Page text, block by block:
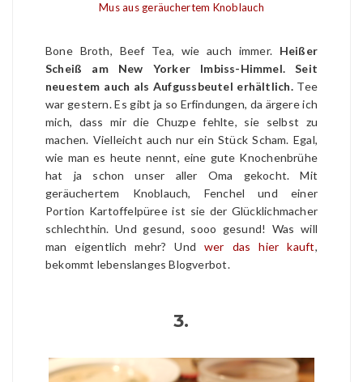
Mus aus geräuchertem Knoblauch
Bone Broth, Beef Tea, wie auch immer. Heißer
Scheiß am New Yorker Imbiss-Himmel. Seit
neuestem auch als Aufgussbeutel erhältlich.Tee
war gestern. Es gibt ja so Erfindungen, da ärgere ich
mich, dass mir die Chuzpe fehlte, sie selbst zu
machen. Vielleicht auch nur ein Stück Scham. Egal,
wie man es heute nennt, eine gute Knochenbrühe
hat ja schon unser aller Oma gekocht. Mit
geräuchertem Knoblauch, Fenchel und einer
Portion Kartoffelpüree ist sie der Glücklichmacher
schlechthin. Und gesund, sooo gesund! Was will
man eigentlich mehr? Und wer das hier kauft,
bekommt lebenslanges Blogverbot.
3.